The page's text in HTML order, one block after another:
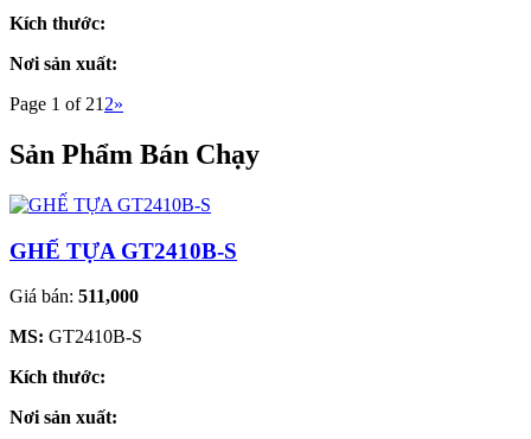
Kích thước:
Nơi sản xuất:
Page 1 of 21 2»
Sản Phẩm Bán Chạy
GHẾ TỰA GT2410B-S
Giá bán: 511,000
MS: GT2410B-S
Kích thước:
Nơi sản xuất: